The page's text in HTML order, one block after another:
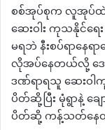
စစ်အုပ်စုက လူအုပ်
ဆေးဝါး ကုသနိုင်ရေ
မရဘဲ နီးစပ်ရာနေရ
လိုအပ်နေတယ်လို့ ဒေ
ဒဏ်ရာရသူ ဆေးဝ
ပိတ်ဆို့ပြီး မုံရွာနဲ့ ခ
ပိတ်ဆို့ ကန့်သတ်န